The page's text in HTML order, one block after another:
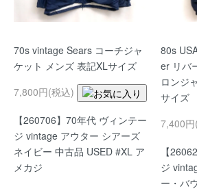
70s vintage Sears コーチジャ
ケット メンズ 表記XLサイズ
7,800円(税込)
【260706】70年代 ヴィンテー
ジ vintage アウター シアーズ
ネイビー 中古品 USED #XL ア
メカジ
80s
er リバ
ロンジ
サイズ
7,400
【
ジ
ー・バ